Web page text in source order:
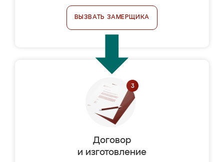
ВЫЗВАТЬ ЗАМЕРЩИКА
Договор
и изготовление